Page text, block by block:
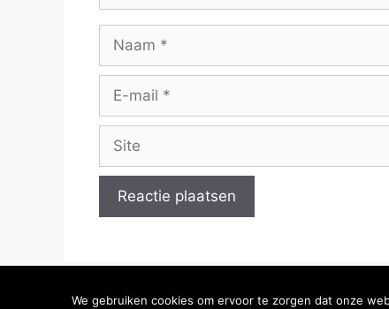
mail
We gebruiken cookies om ervoor te zorgen dat onze